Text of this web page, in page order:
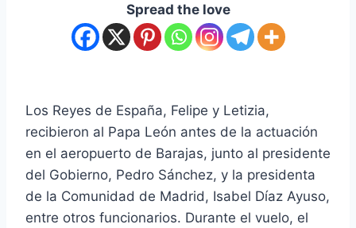
Spread the love
Los Reyes de España, Felipe y Letizia,
recibieron al Papa León antes de la actuación
en el aeropuerto de Barajas, junto al presidente
del Gobierno, Pedro Sánchez, y la presidenta
de la Comunidad de Madrid, Isabel Díaz Ayuso,
entre otros funcionarios. Durante el vuelo, el